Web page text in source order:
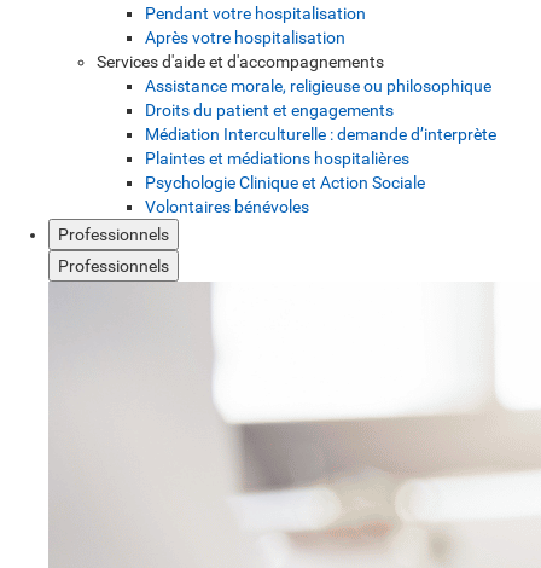
Pendant votre hospitalisation
Après votre hospitalisation
Services d'aide et d'accompagnements
Assistance morale, religieuse ou philosophique
Droits du patient et engagements
Médiation Interculturelle : demande d’interprète
Plaintes et médiations hospitalières
Psychologie Clinique et Action Sociale
Volontaires bénévoles
Professionnels
Professionnels